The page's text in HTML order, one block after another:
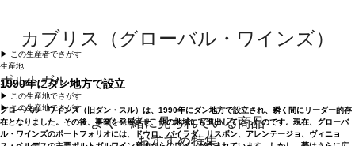
カブリス（グローバル・ワインズ）
1990年にダン地方で設立
グローバル・ワインズ（旧ダン・スル）は、1990年にダン地方で設立され、瞬く間にリーダー的存
在となりました。その後、事業を発展させ、他の地域にも進出していったのです。現在、グローバ
ル・ワインズのポートフォリオには、ドウロ、バイラダ、リスボン、アレンテージョ、ヴィニョ
▶︎ この生産者でさがす
生産地
ポルトガル
▶︎ この生産地でさがす
▶︎ この生産地でさがす
よく一緒に見られている商品
おすすめ特集